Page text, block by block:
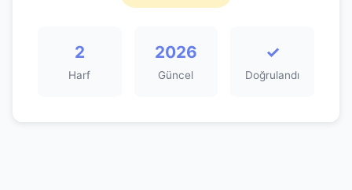
2
Harf
2026
Güncel
✓
Doğrulandı